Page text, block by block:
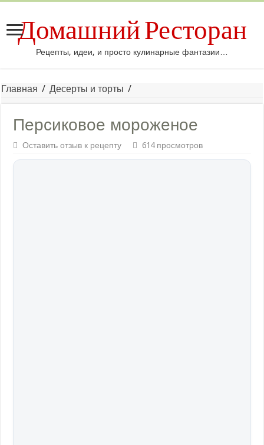
Домашний Ресторан
Рецепты, идеи, и просто кулинарные фантазии…
Главная / Десерты и торты /
Персиковое мороженое
Оставить отзыв к рецепту 614 просмотров